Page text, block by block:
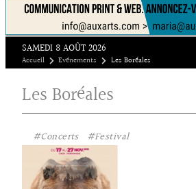
SAMEDI 8 AOÛT 2026
Accueil Evénements Les Boréales
Les Boréales
#Concerts
#Festival